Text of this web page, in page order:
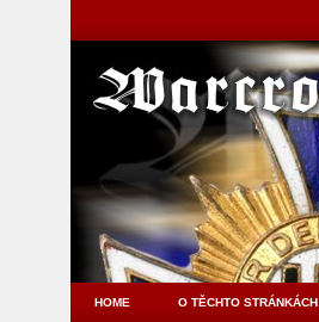
HOME O TĚCHTO STRÁNKÁCH